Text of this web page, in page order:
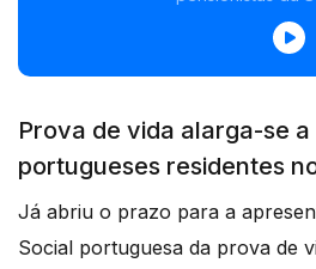
propostas que
estrangeiro,
ao governo e
Prova de vida alarga-se
portugueses residentes
Já abriu o prazo para a
Social portuguesa da prova de